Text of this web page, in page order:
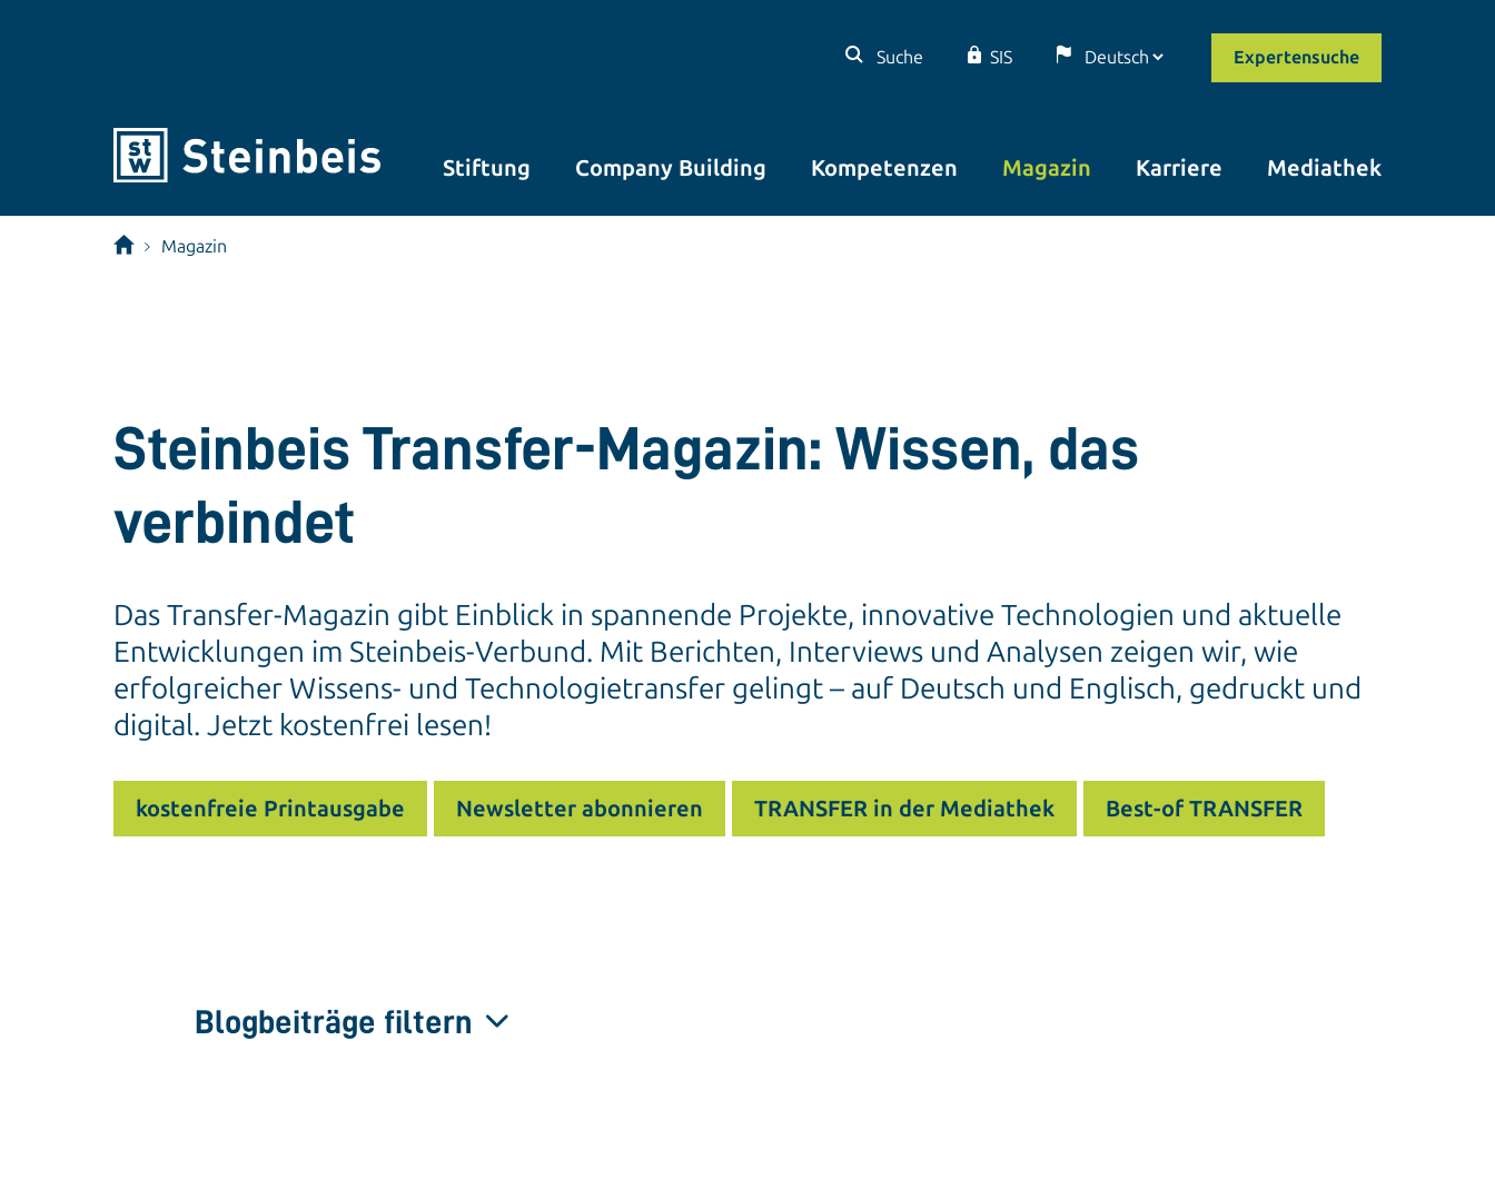
Suche SIS Expertensuche
Stiftung Company Building Kompetenzen Magazin Karriere Mediathek
Magazin
Steinbeis Transfer-Magazin: Wissen, das
verbindet
Das Transfer-Magazin gibt Einblick in spannende Projekte, innovative Technologien und aktuelle
Entwicklungen im Steinbeis-Verbund. Mit Berichten, Interviews und Analysen zeigen wir, wie
erfolgreicher Wissens- und Technologietransfer gelingt – auf Deutsch und Englisch, gedruckt und
digital. Jetzt kostenfrei lesen!
kostenfreie Printausgabe Newsletter abonnieren TRANSFER in der Mediathek Best-of TRANSFER
Blogbeiträge filtern